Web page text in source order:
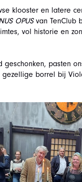
klooster en latere
OPUSvan TenClub
vol historie en
pasten
borrel bij